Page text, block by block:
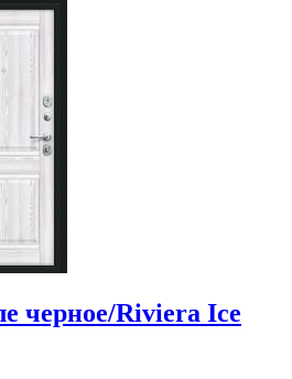
черное/Riviera Ice